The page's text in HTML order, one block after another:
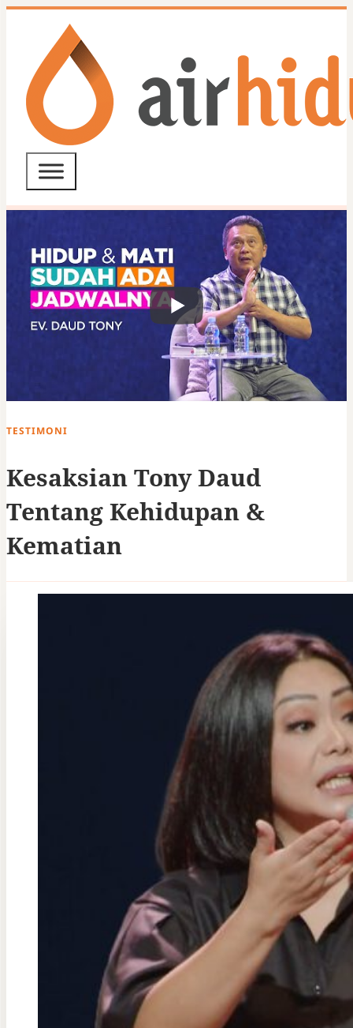
TESTIMONI
Kesaksian Tony Daud
Tentang Kehidupan &
Kematian